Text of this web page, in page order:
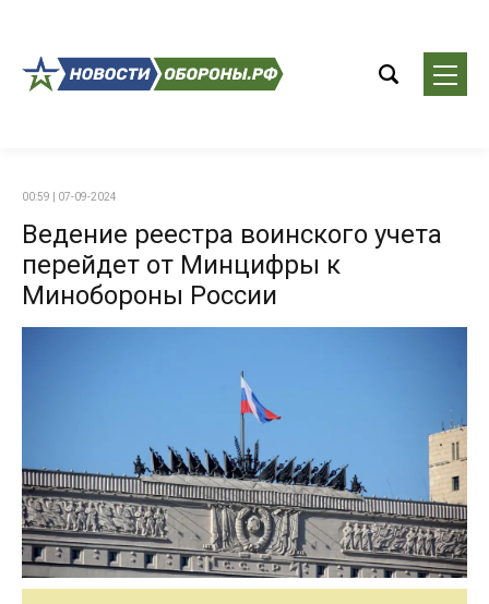
00:59 | 07-09-2024
Ведение реестра воинского учета
перейдет от Минцифры к
Минобороны России